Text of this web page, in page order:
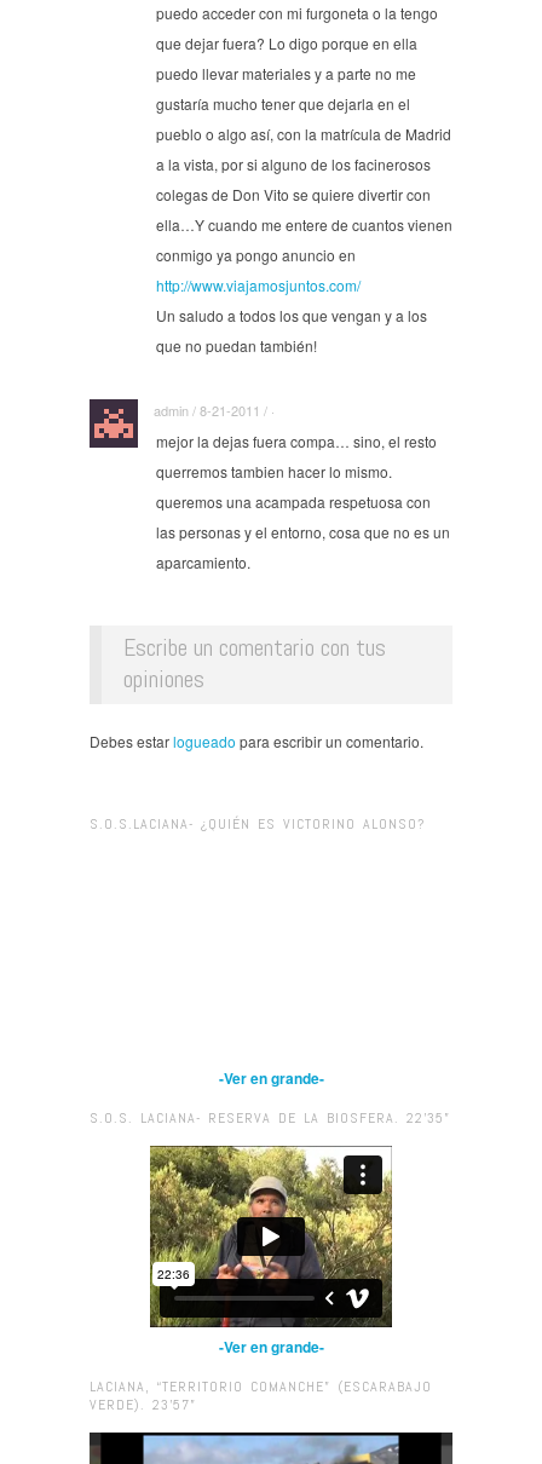
puedo acceder con mi furgoneta o la tengo
que dejar fuera? Lo digo porque en ella
puedo llevar materiales y a parte no me
gustaría mucho tener que dejarla en el
pueblo o algo así, con la matrícula de Madrid
a la vista, por si alguno de los facinerosos
colegas de Don Vito se quiere divertir con
ella…Y cuando me entere de cuantos vienen
conmigo ya pongo anuncio en
http://www.viajamosjuntos.com/
Un saludo a todos los que vengan y a los
que no puedan también!
admin / 8-21-2011 / ·
mejor la dejas fuera compa… sino, el resto
querremos tambien hacer lo mismo.
queremos una acampada respetuosa con
las personas y el entorno, cosa que no es un
aparcamiento.
Escribe un comentario con tus
opiniones
Debes estarlogueado para escribir un comentario.
S.O.S.LACIANA- ¿QUIÉN ES VICTORINO ALONSO?
-Ver en grande-
S.O.S. LACIANA- RESERVA DE LA BIOSFERA. 22’35”
-Ver en grande-
LACIANA, “TERRITORIO COMANCHE” (ESCARABAJO
VERDE). 23’57”